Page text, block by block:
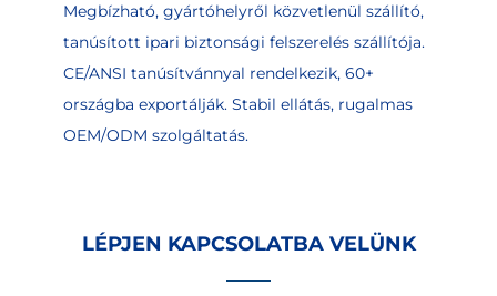
Megbízható, gyártóhelyről közvetlenül szállító,
tanúsított ipari biztonsági felszerelés szállítója.
CE/ANSI tanúsítvánnyal rendelkezik, 60+
országba exportálják. Stabil ellátás, rugalmas
OEM/ODM szolgáltatás.
LÉPJEN KAPCSOLATBA VELÜNK